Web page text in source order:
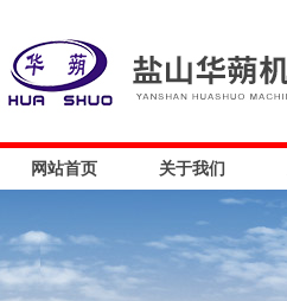
网站首页 关于我们